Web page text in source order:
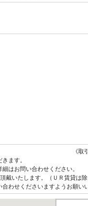
と致します。 《取引
ます。
はお問い合わせください。
いたします。（ＵＲ賃貸は除
わせくださいますようお願い